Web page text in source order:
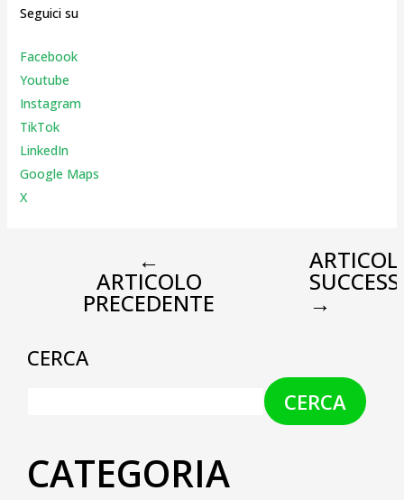
Seguici su
Facebook
Youtube
Instagram
TikTok
LinkedIn
Google Maps
X
←
ARTICOLO
PRECEDENTE →
CERCA
CERCA
CATEGORIA